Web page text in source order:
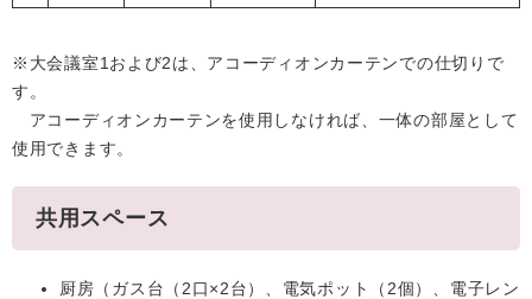
※大会議室1および2は、アコーディオンカーテンでの仕切りで
す。
アコーディオンカーテンを使用しなければ、一体の部屋として
使用できます。
共用スペース
厨房（ガス台（2口×2台）、電気ポット（2個）、電子レン